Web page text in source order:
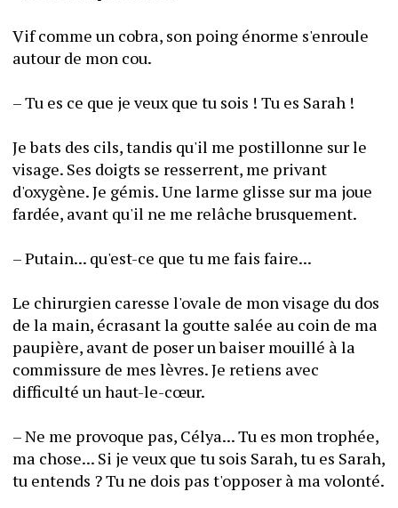
Vif comme un cobra, son poing énorme s'enroule
autour de mon cou.
– Tu es ce que je veux que tu sois ! Tu es Sarah !
Je bats des cils, tandis qu'il me postillonne sur le
visage. Ses doigts se resserrent, me privant
d'oxygène. Je gémis. Une larme glisse sur ma joue
fardée, avant qu'il ne me relâche brusquement.
– Putain... qu'est-ce que tu me fais faire...
Le chirurgien caresse l'ovale de mon visage du dos
de la main, écrasant la goutte salée au coin de ma
paupière, avant de poser un baiser mouillé à la
commissure de mes lèvres. Je retiens avec
difficulté un haut-le-cœur.
– Ne me provoque pas, Célya... Tu es mon trophée,
ma chose... Si je veux que tu sois Sarah, tu es Sarah,
tu entends ? Tu ne dois pas t'opposer à ma volonté.